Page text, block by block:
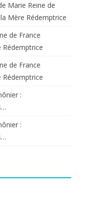
Marie Reine de
Mère Rédemptrice
de France
de France
:
: